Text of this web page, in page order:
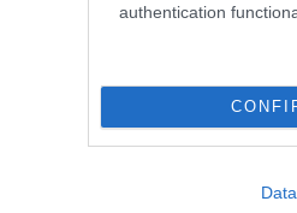
authentication
στις 6:30 μ.μ, στην
πραγματοποιείται το
Δέντρου, το
ιδιαίτερο και βαθιά